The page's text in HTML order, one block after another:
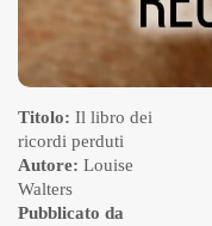
Titolo: Il libro dei
ricordi perduti
Autore: Louise
Walters
Pubblicato da